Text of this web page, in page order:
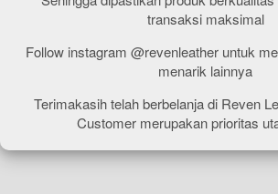
transaksi maksimal
Follow instagram @revenleather untuk
menarik lainnya
Terimakasih telah berbelanja di Reven
Customer merupakan prioritas